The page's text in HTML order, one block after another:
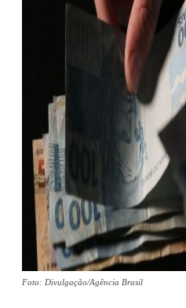
Foto: Divulgação/Agência Brasil